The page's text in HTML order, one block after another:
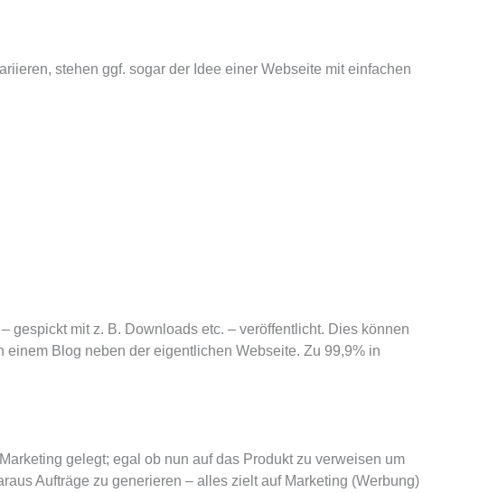
stehen ggf. sogar der Idee einer Webseite mit einfachen
gespickt mit z. B. Downloads etc. – veröffentlicht. Dies können
Blog neben der eigentlichen Webseite. Zu 99,9% in
gelegt; egal ob nun auf das Produkt zu verweisen um
Aufträge zu generieren – alles zielt auf Marketing (Werbung)